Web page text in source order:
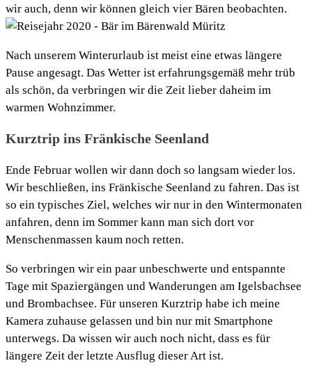
wir auch, denn wir können gleich vier Bären beobachten.
Nach unserem Winterurlaub ist meist eine etwas längere
Pause angesagt. Das Wetter ist erfahrungsgemäß mehr trüb
als schön, da verbringen wir die Zeit lieber daheim im
warmen Wohnzimmer.
Kurztrip ins Fränkische Seenland
Ende Februar wollen wir dann doch so langsam wieder los.
Wir beschließen, ins Fränkische Seenland zu fahren. Das ist
so ein typisches Ziel, welches wir nur in den Wintermonaten
anfahren, denn im Sommer kann man sich dort vor
Menschenmassen kaum noch retten.
So verbringen wir ein paar unbeschwerte und entspannte
Tage mit Spaziergängen und Wanderungen am Igelsbachsee
und Brombachsee. Für unseren Kurztrip habe ich meine
Kamera zuhause gelassen und bin nur mit Smartphone
unterwegs. Da wissen wir auch noch nicht, dass es für
längere Zeit der letzte Ausflug dieser Art ist.